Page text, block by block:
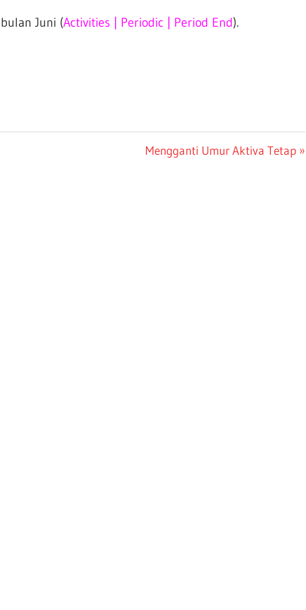
Juni (Activities | Periodic | Period End).
Next
Mengganti Umur Aktiva Tetap